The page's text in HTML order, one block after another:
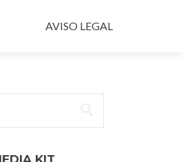
al
AVISO LEGAL
KIT